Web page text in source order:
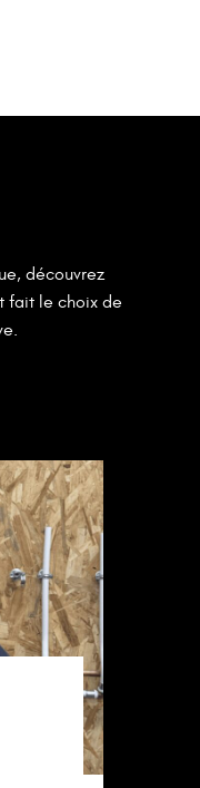
découvrez
fait le choix de